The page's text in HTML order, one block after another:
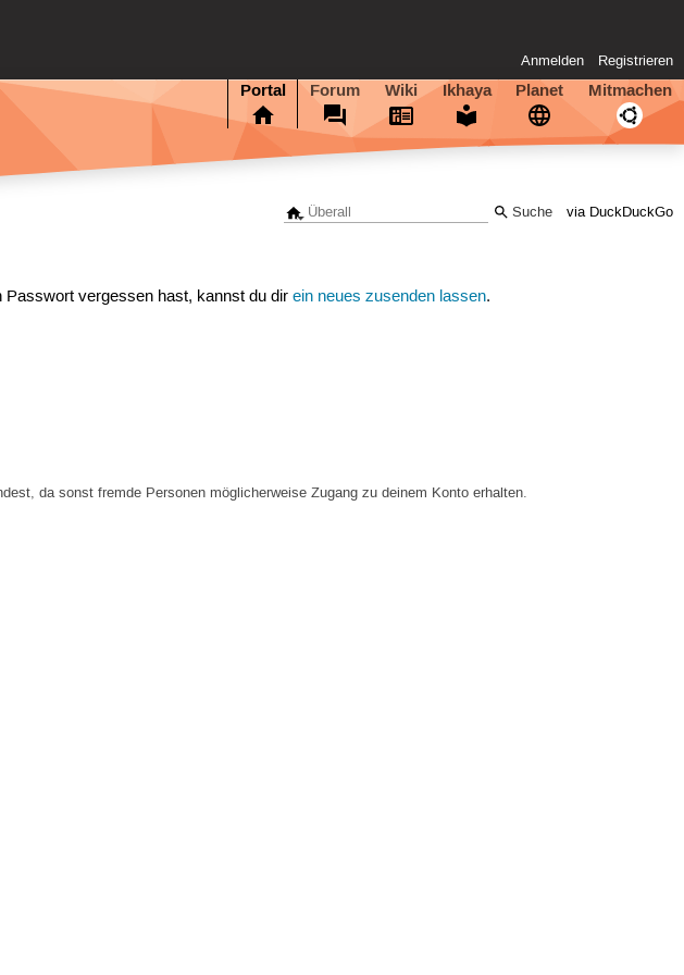
Anmelden Registrieren
Portal Forum Wiki Ikhaya Planet Mitmachen
via DuckDuckGo
Passwort vergessen hast, kannst du direin neues zusenden lassen.
da sonst fremde Personen möglicherweise Zugang zu deinem Konto erhalten.